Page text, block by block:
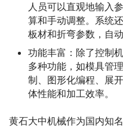
人员可以直观地输入
算和手动调整。系统
板材和折弯参数，自
功能丰富：除了控制
多种功能，如模具管
制、图形化编程、展
体性能和加工效率。
黄石大中机械作为国内知